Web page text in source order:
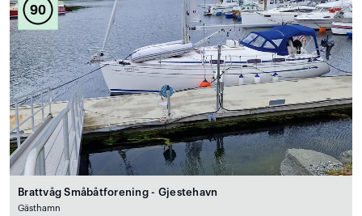
90
Brattvåg Småbåtforening - Gjestehavn
Gästhamn